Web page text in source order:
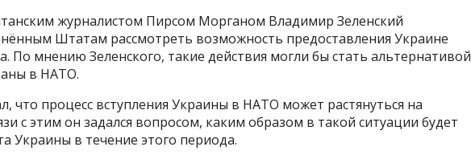
журналистом Пирсом Морганом Владимир Зеленский
Штатам рассмотреть возможность предоставления Украине
По мнению Зеленского, такие действия могли бы стать альтернативой
в НАТО.
что процесс вступления Украины в НАТО может растянуться на
с этим он задался вопросом, каким образом в такой ситуации будет
Украины в течение этого периода.